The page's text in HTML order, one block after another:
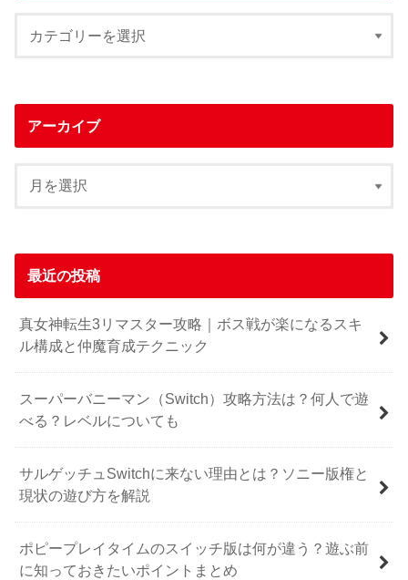
アーカイブ
最近の投稿
真女神転生3リマスター攻略｜ボス戦が楽になるスキ
ル構成と仲魔育成テクニック
スーパーバニーマン（Switch）攻略方法は？何人で遊
べる？レベルについても
サルゲッチュSwitchに来ない理由とは？ソニー版権と
現状の遊び方を解説
ポピープレイタイムのスイッチ版は何が違う？遊ぶ前
に知っておきたいポイントまとめ